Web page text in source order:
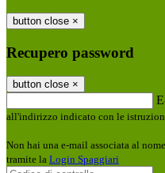
button close ×
Recupero password
button close ×
all'indirizzo indicato con le
Non hai una e-mail associata al
tramite la Login Spaggiari